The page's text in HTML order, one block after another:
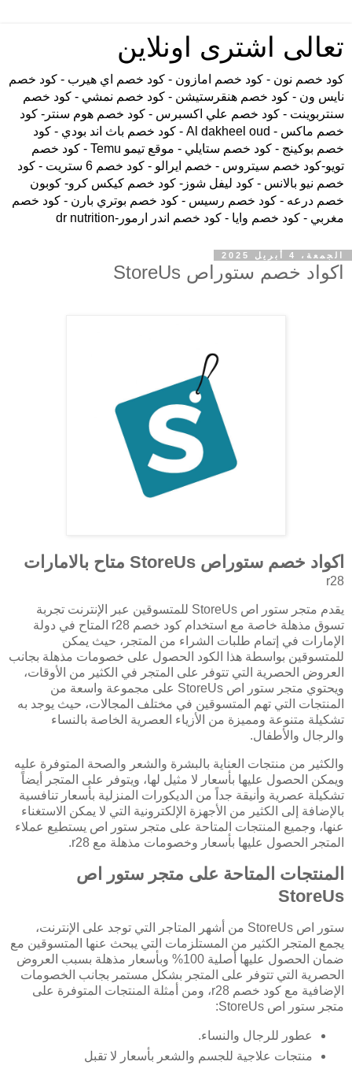
تعالى اشترى اونلاين
كود خصم نون - كود خصم امازون - كود خصم اي هيرب - كود خصم
نايس ون - كود خصم هنقرستيشن - كود خصم نمشي - كود خصم
سنتربوينت - كود خصم علي اكسبرس - كود خصم هوم سنتر- كود
خصم ماكس - Al dakheel oud - كود خصم باث اند بودي - كود
خصم بوكينج - كود خصم ستايلي - موقع تيمو Temu - كود خصم
تويو-كود خصم سيتروس - خصم ايرالو - كود خصم 6 ستريت - كود
خصم نيو بالانس - كود ليفل شوز- كود خصم كيكس كرو- كوبون
خصم درعه - كود خصم رسيس - كود خصم بوتري بارن - كود خصم
مغربي - كود خصم وايا - كود خصم اندر ارمور-dr nutrition
الجمعة، 4 أبريل 2025
اكواد خصم ستوراص StoreUs
اكواد خصم ستوراص StoreUs متاح بالامارات
r28
يقدم متجر ستور اص StoreUs للمتسوقين عبر الإنترنت تجربة
تسوق مذهلة خاصة مع استخدام كود خصم r28 المتاح في دولة
الإمارات في إتمام طلبات الشراء من المتجر، حيث يمكن
للمتسوقين بواسطة هذا الكود الحصول على خصومات مذهلة بجانب
العروض الحصرية التي تتوفر على المتجر في الكثير من الأوقات،
ويحتوي متجر ستور اص StoreUs على مجموعة واسعة من
المنتجات التي تهم المتسوقين في مختلف المجالات، حيث يوجد به
تشكيلة متنوعة ومميزة من الأزياء العصرية الخاصة بالنساء
والرجال والأطفال.
والكثير من منتجات العناية بالبشرة والشعر والصحة المتوفرة عليه
ويمكن الحصول عليها بأسعار لا مثيل لها، ويتوفر على المتجر أيضاً
تشكيلة عصرية وأنيقة جداً من الديكورات المنزلية بأسعار تنافسية
بالإضافة إلى الكثير من الأجهزة الإلكترونية التي لا يمكن الاستغناء
عنها، وجميع المنتجات المتاحة على متجر ستور اص يستطيع عملاء
المتجر الحصول عليها بأسعار وخصومات مذهلة مع r28.
المنتجات المتاحة على متجر ستور اص
StoreUs
ستور اص StoreUs من أشهر المتاجر التي توجد على الإنترنت،
يجمع المتجر الكثير من المستلزمات التي يبحث عنها المتسوقين مع
ضمان الحصول عليها أصلية 100% وبأسعار مذهلة بسبب العروض
الحصرية التي تتوفر على المتجر بشكل مستمر بجانب الخصومات
الإضافية مع كود خصم r28، ومن أمثلة المنتجات المتوفرة على
متجر ستور اص StoreUs:
عطور للرجال والنساء.
منتجات علاجية للجسم والشعر بأسعار لا تقبل